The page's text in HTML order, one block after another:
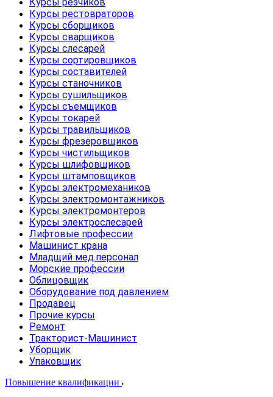
Курсы рестовраторов
Курсы сборщиков
Курсы сварщиков
Курсы слесарей
Курсы сортировщиков
Курсы составителей
Курсы станочников
Курсы сушильщиков
Курсы съемщиков
Курсы токарей
Курсы травильщиков
Курсы фрезеровщиков
Курсы чистильщиков
Курсы шлифовщиков
Курсы штамповщиков
Курсы электромехаников
Курсы электромонтажников
Курсы электромонтеров
Курсы электрослесарей
Лифтовые профессии
Машинист крана
Младщий мед.персонал
Морские профессии
Облицовщик
Оборудование под давлением
Продавец
Прочие курсы
Ремонт
Тракторист-Машинист
Уборщик
Упаковщик
Повышение квалификации